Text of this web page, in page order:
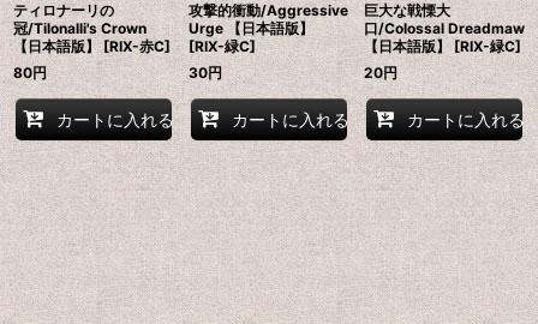
ティロナーリの
冠/Tilonalli's Crown
【日本語版】 [RIX-赤C]
80円
カートに入れる
攻撃的衝動/Aggressive
Urge 【日本語版】
[RIX-緑C]
30円
カートに入れる
巨大な戦慄大
口/Colossal Dreadmaw
【日本語版】 [RIX-緑C]
20円
カートに入れる